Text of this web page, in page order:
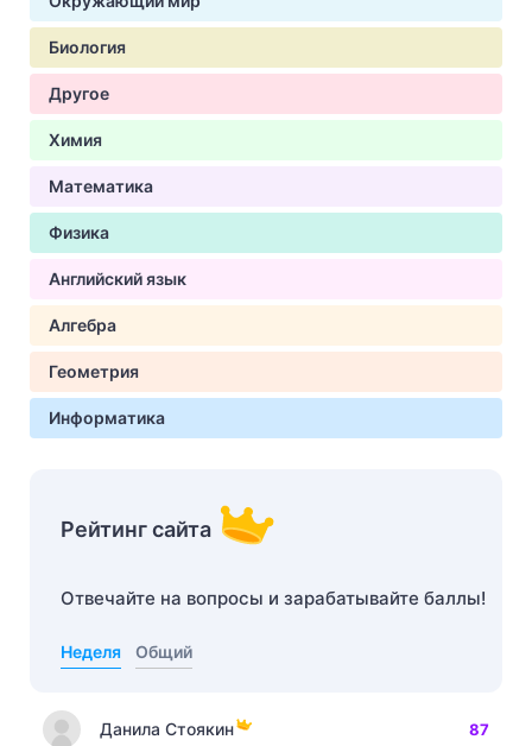
Биология
Другое
Химия
Математика
Физика
Английский язык
Алгебра
Геометрия
Информатика
Рейтинг сайта
Отвечайте на вопросы и зарабатывайте баллы!
Неделя Общий
Данила Стоякин 87